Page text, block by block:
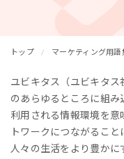
トップ マーケティング用語
ユビキタス（ユビキタ
のあらゆるところに組
利用される情報環境を意
トワークにつながるこ
人々の生活をより豊か